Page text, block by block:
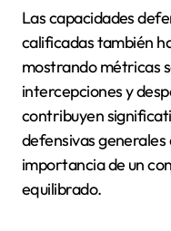
Las capacidades
calificadas también
mostrando métricas
intercepciones y
contribuyen
defensivas generales
importancia de un
equilibrado.